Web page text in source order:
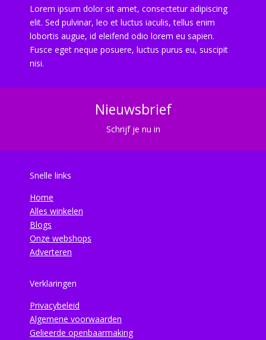
Lorem ipsum dolor sit amet, consectetur adipiscing
elit. Sed pulvinar, leo et luctus iaculis, tellus enim
lobortis augue, id eleifend odio lorem eu sapien.
Fusce eget neque posuere, luctus purus eu, suscipit
nisi.
Nieuwsbrief
Schrijf je nu in
Snelle links
Home
Alles winkelen
Blogs
Onze webshops
Adverteren
Verklaringen
Privacybeleid
Algemene voorwaarden
Gelieerde openbaarmaking